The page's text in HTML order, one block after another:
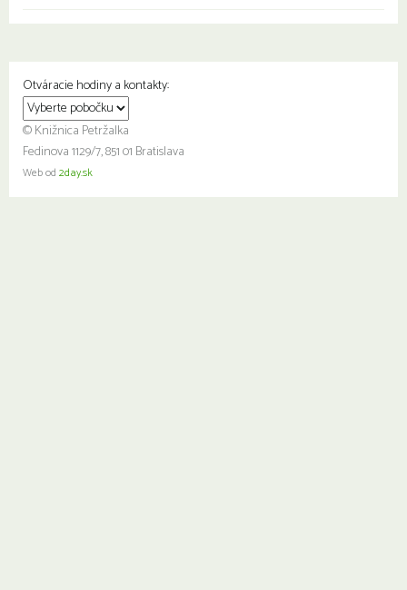
Otváracie hodiny a kontakty:
© Knižnica Petržalka
Fedinova 1129/7, 851 01 Bratislava
Web od 2day.sk